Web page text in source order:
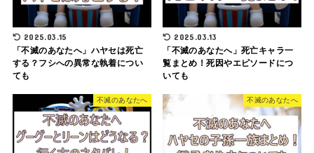
2025.03.15
「不滅のあなたへ」ハヤセは死亡
する？フシへの異常な執着につい
ても
2025.03.13
「不滅のあなたへ」死亡キャラ一
覧まとめ！死因やエピソードにつ
いても
不滅のあなたへ 不滅のあなたへ